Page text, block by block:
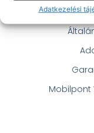
Adatkezelési
Mobilpont